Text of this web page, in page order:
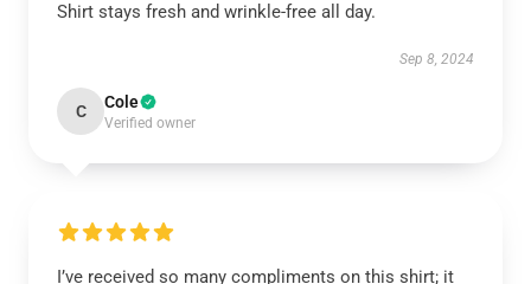
Shirt stays fresh and wrinkle-free all day.
Sep 8, 2024
C Cole
Verified owner
I’ve received so many compliments on this shirt; it